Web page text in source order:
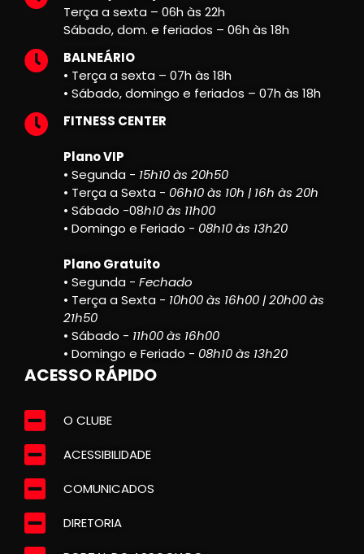
Terça a sexta – 06h às 22h
Sábado, dom. e feriados – 06h às 18h
BALNEÁRIO
• Terça a sexta – 07h às 18h
• Sábado, domingo e feriados – 07h às 18h
FITNESS CENTER
Plano VIP
• Segunda - 15h10 às 20h50
• Terça a Sexta - 06h10 às 10h | 16h às 20h
• Sábado -08h10 às 11h00
• Domingo e Feriado - 08h10 às 13h20
Plano Gratuito
• Segunda - Fechado
• Terça a Sexta - 10h00 às 16h00 | 20h00 às
21h50
• Sábado - 11h00 às 16h00
• Domingo e Feriado - 08h10 às 13h20
ACESSO RÁPIDO
O CLUBE
ACESSIBILIDADE
COMUNICADOS
DIRETORIA